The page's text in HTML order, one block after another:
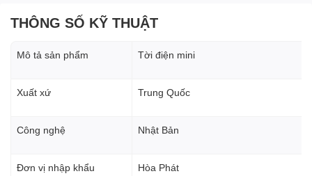
trọng tải lớn không tốn sức mà đạt hiệu suất cao trong
Tời điện mini Kento PA400 được người tiêu dùng bình chọn
là thiết bị thân thiện với môi trường khi dùng điện áp 1 pha.
Bộ giới hạn hành trình cáp
THÔNG SỐ KỸ THUẬT
Mô tả sản phẩm Tời điện mini
Xuất xứ Trung Quốc
Công nghệ Nhật Bản
Đơn vị nhập khẩu Hòa Phát